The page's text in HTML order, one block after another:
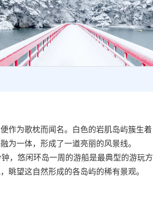
作为歌枕而闻名。白色的岩肌岛屿簇生着
为一体，形成了一道亮丽的风景线。
，悠闲环岛一周的游船是最典型的游玩方
眺望这自然形成的各岛屿的稀有景观。